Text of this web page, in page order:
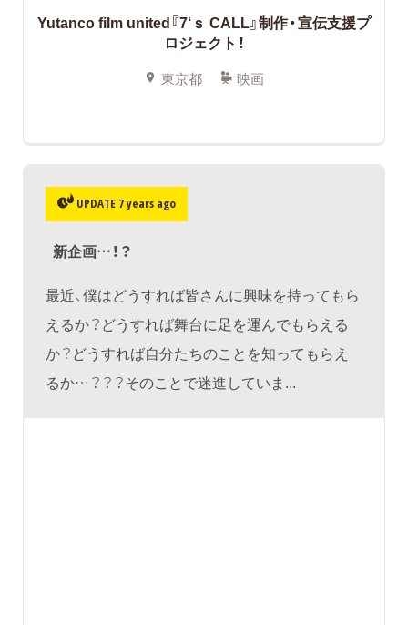
Yutanco film united『7‘ｓ CALL』制作・宣伝支援プ
ロジェクト！
東京都 映画
UPDATE 7 years ago
新企画…！？
最近、僕はどうすれば皆さんに興味を持ってもら
えるか？どうすれば舞台に足を運んでもらえる
か？どうすれば自分たちのことを知ってもらえ
るか…？？？そのことで迷進していま...